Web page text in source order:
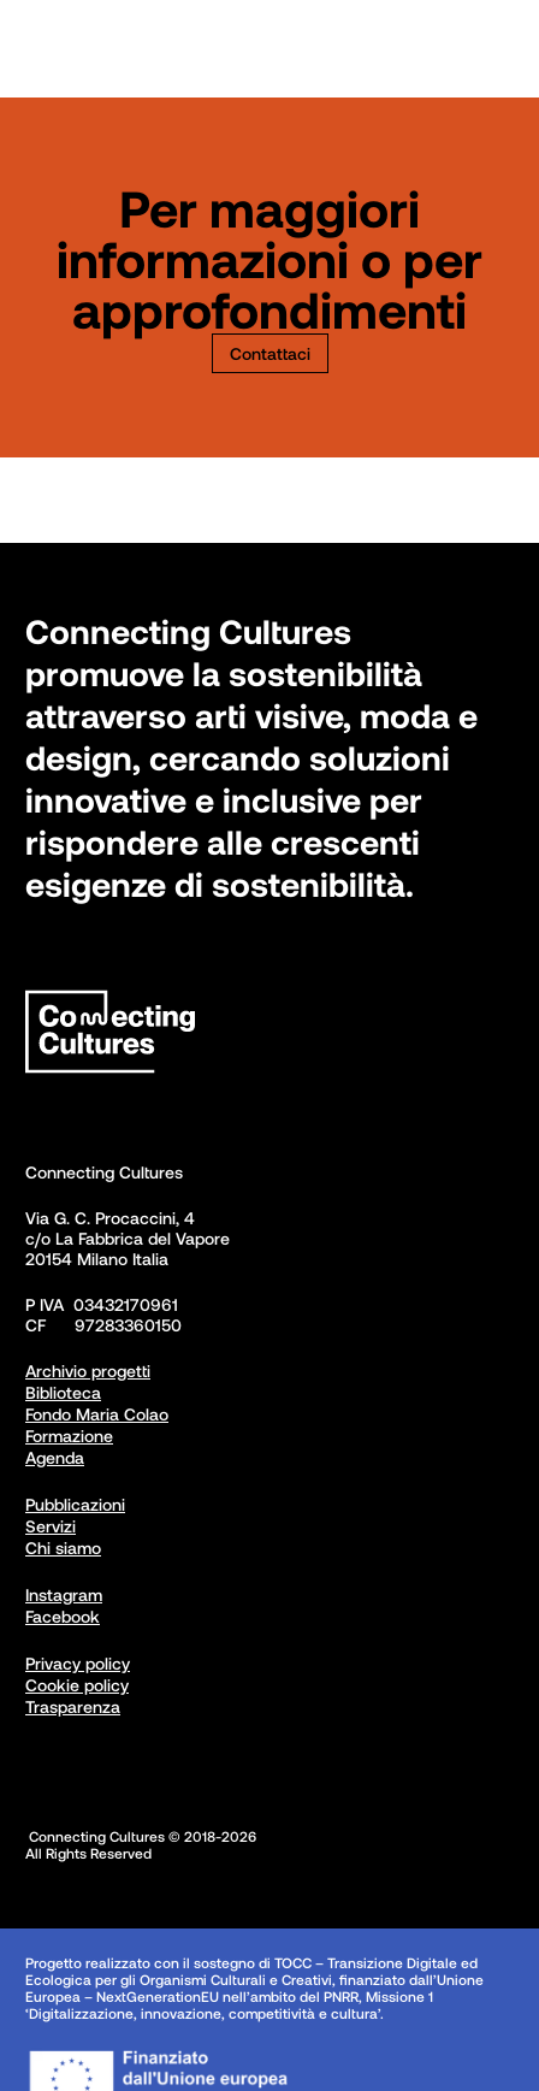
Per maggiori
informazioni o per
approfondimenti
Contattaci
Connecting Cultures
promuove la sostenibilità
attraverso arti visive, moda e
design, cercando soluzioni
innovative e inclusive per
rispondere alle crescenti
esigenze di sostenibilità.
Connecting Cultures
Via G. C. Procaccini, 4
c/o La Fabbrica del Vapore
20154 Milano Italia
P IVA  03432170961
CF      97283360150
Archivio progetti
Biblioteca
Fondo Maria Colao
Formazione
Agenda
Pubblicazioni
Servizi
Chi siamo
Instagram
Facebook
Privacy policy
Cookie policy
Trasparenza
All Rights Reserved
Progetto realizzato con il sostegno di TOCC – Transizione Digitale ed
Ecologica per gli Organismi Culturali e Creativi, finanziato dall’Unione
Europea – NextGenerationEU nell’ambito del PNRR, Missione 1
‘Digitalizzazione, innovazione, competitività e cultura’.